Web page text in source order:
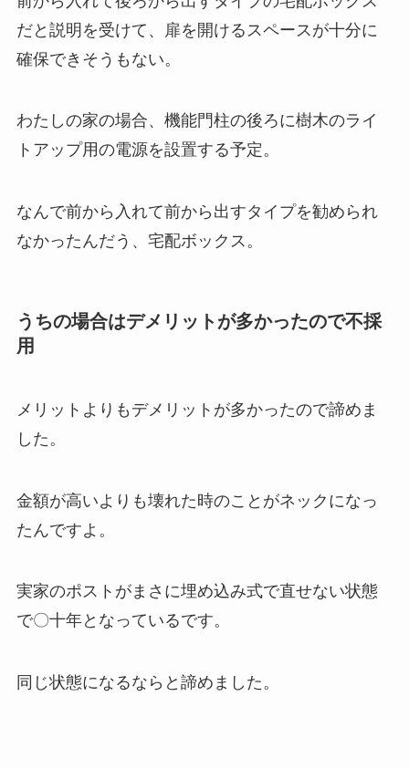
だと説明を受けて、扉を開けるスペースが十分に
確保できそうもない。
わたしの家の場合、機能門柱の後ろに樹木のライ
トアップ用の電源を設置する予定。
なんで前から入れて前から出すタイプを勧められ
なかったんだう、宅配ボックス。
うちの場合はデメリットが多かったので不採
用
メリットよりもデメリットが多かったので諦めま
した。
金額が高いよりも壊れた時のことがネックになっ
たんですよ。
実家のポストがまさに埋め込み式で直せない状態
で〇十年となっているです。
同じ状態になるならと諦めました。